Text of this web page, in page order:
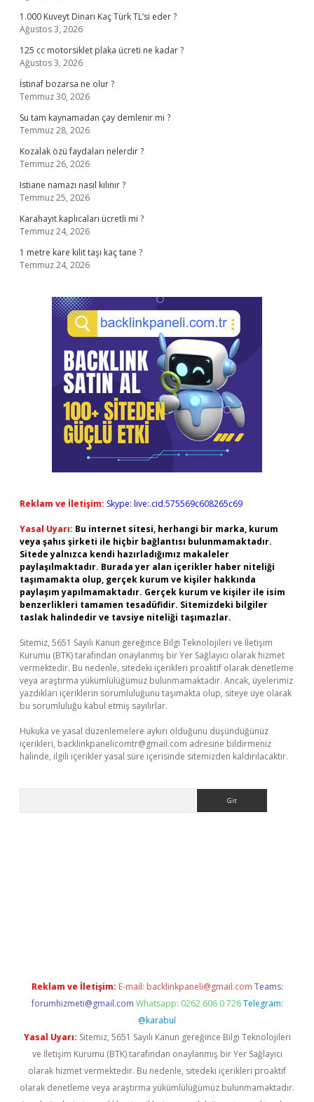
1.000 Kuveyt Dinarı Kaç Türk TL’si eder ?
Ağustos 3, 2026
125 cc motorsiklet plaka ücreti ne kadar ?
Ağustos 3, 2026
İstinaf bozarsa ne olur ?
Temmuz 30, 2026
Su tam kaynamadan çay demlenir mi ?
Temmuz 28, 2026
Kozalak özü faydaları nelerdir ?
Temmuz 26, 2026
Istiane namazı nasıl kılınır ?
Temmuz 25, 2026
Karahayıt kaplıcaları ücretli mi ?
Temmuz 24, 2026
1 metre kare kilit taşı kaç tane ?
Temmuz 24, 2026
Reklam ve İletişim: Skype: live:.cid.575569c608265c69
Yasal Uyarı: Bu internet sitesi, herhangi bir marka, kurum
veya şahıs şirketi ile hiçbir bağlantısı bulunmamaktadır.
Sitede yalnızca kendi hazırladığımız makaleler
paylaşılmaktadır. Burada yer alan içerikler haber niteliği
taşımamakta olup, gerçek kurum ve kişiler hakkında
paylaşım yapılmamaktadır. Gerçek kurum ve kişiler ile isim
benzerlikleri tamamen tesadüfidir. Sitemizdeki bilgiler
taslak halindedir ve tavsiye niteliği taşımazlar.
Sitemiz, 5651 Sayılı Kanun gereğince Bilgi Teknolojileri ve İletişim
Kurumu (BTK) tarafından onaylanmış bir Yer Sağlayıcı olarak hizmet
vermektedir. Bu nedenle, sitedeki içerikleri proaktif olarak denetleme
veya araştırma yükümlülüğümüz bulunmamaktadır. Ancak, üyelerimiz
yazdıkları içeriklerin sorumluluğunu taşımakta olup, siteye üye olarak
bu sorumluluğu kabul etmiş sayılırlar.
Hukuka ve yasal düzenlemelere aykırı olduğunu düşündüğünüz
içerikleri, backlinkpanelicomtr@gmail.com adresine bildirmeniz
halinde, ilgili içerikler yasal süre içerisinde sitemizden kaldırılacaktır.
Reklam ve İletişim: E-mail: backlinkpaneli@gmail.com Teams:
forumhizmeti@gmail.com Whatsapp: 0262 606 0 726 Telegram:
@karabul
Yasal Uyarı: Sitemiz, 5651 Sayılı Kanun gereğince Bilgi Teknolojileri
ve İletişim Kurumu (BTK) tarafından onaylanmış bir Yer Sağlayıcı
olarak hizmet vermektedir. Bu nedenle, sitedeki içerikleri proaktif
olarak denetleme veya araştırma yükümlülüğümüz bulunmamaktadır.